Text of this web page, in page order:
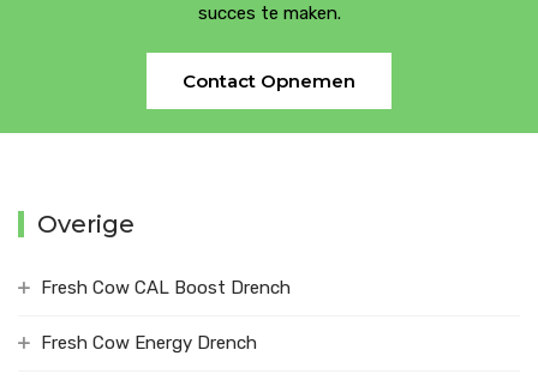
succes te maken.
Contact Opnemen
Overige
Fresh Cow CAL Boost Drench
Fresh Cow Energy Drench